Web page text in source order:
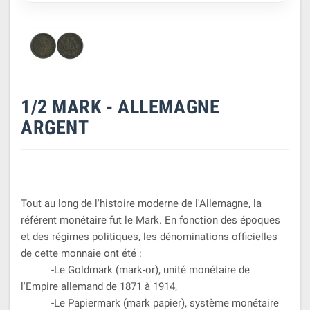
1/2 MARK - ALLEMAGNE
ARGENT
Tout au long de l'histoire moderne de l'Allemagne, la
référent monétaire fut le Mark. En fonction des époques
et des régimes politiques, les dénominations officielles
de cette monnaie ont été :
-Le Goldmark (mark-or), unité monétaire de
l'Empire allemand de 1871 à 1914,
-Le Papiermark (mark papier), système monétaire